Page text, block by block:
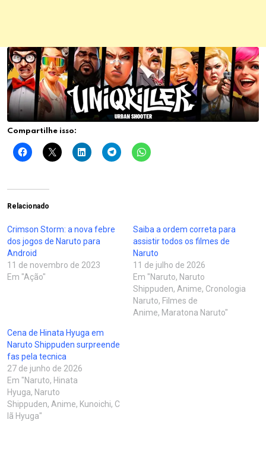
Compartilhe isso:
Relacionado
Crimson Storm: a nova febre
dos jogos de Naruto para
Android
11 de novembro de 2023
Em "Ação"
Saiba a ordem correta para
assistir todos os filmes de
Naruto
11 de julho de 2026
Em "Naruto, Naruto
Shippuden, Anime, Cronologia
Naruto, Filmes de
Anime, Maratona Naruto"
Cena de Hinata Hyuga em
Naruto Shippuden surpreende
fas pela tecnica
27 de junho de 2026
Em "Naruto, Hinata
Hyuga, Naruto
Shippuden, Anime, Kunoichi, C
lã Hyuga"